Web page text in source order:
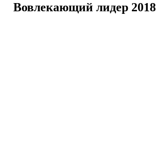
Вовлекающий лидер2018